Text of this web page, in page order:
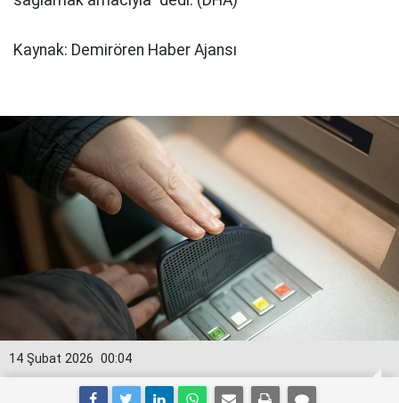
Kaynak: Demirören Haber Ajansı
00:04
14 Şubat 2026